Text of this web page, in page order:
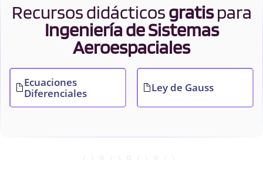
Recursos didácticosgratispara
Ingeniería de Sistemas
Aeroespaciales
Ecuaciones
Diferenciales
Ley de Gauss